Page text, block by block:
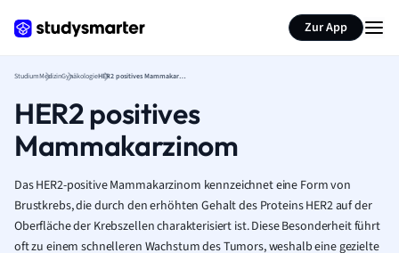
Zur App
StudiumMedizinGynäkologie HER2 positives Mammakarzinom
HER2 positives
Mammakarzinom
Das HER2-positive Mammakarzinom kennzeichnet eine Form von
Brustkrebs, die durch den erhöhten Gehalt des Proteins HER2 auf der
Oberfläche der Krebszellen charakterisiert ist. Diese Besonderheit führt
oft zu einem schnelleren Wachstum des Tumors, weshalb eine gezielte